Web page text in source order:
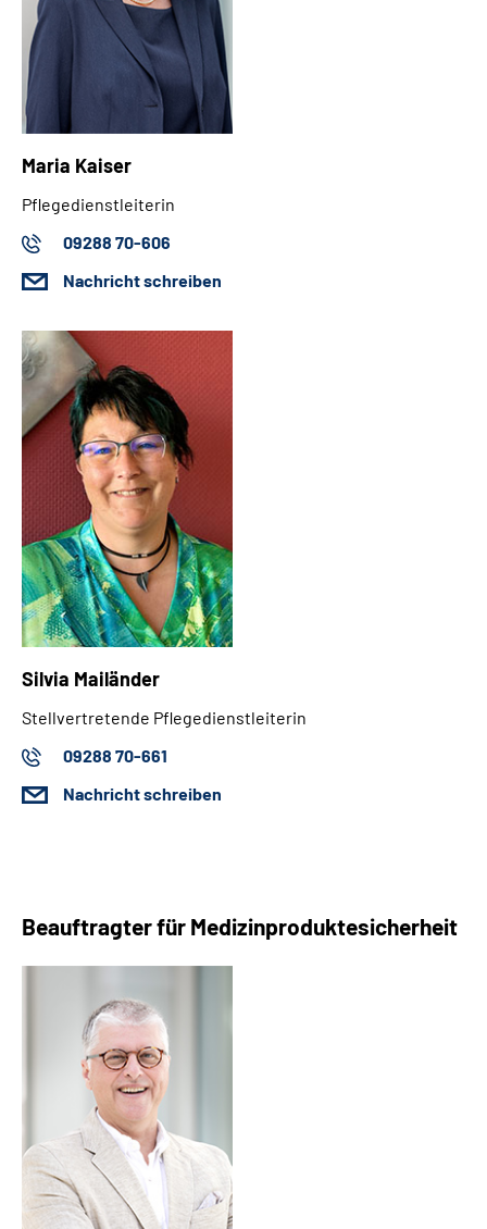
Maria Kaiser
Pflegedienstleiterin
09288 70-606
Nachricht schreiben
Silvia Mailänder
Stellvertretende Pflegedienstleiterin
09288 70-661
Nachricht schreiben
Beauftragter für Medizinproduktesicherheit